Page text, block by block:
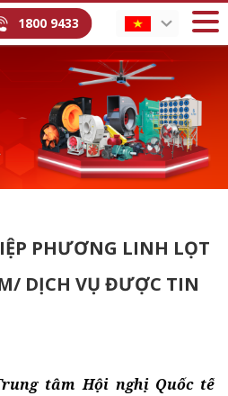
1800 9433
PHƯƠNG LINH LỌT
DỊCH VỤ ĐƯỢC TIN
tâm Hội nghị Quốc tế